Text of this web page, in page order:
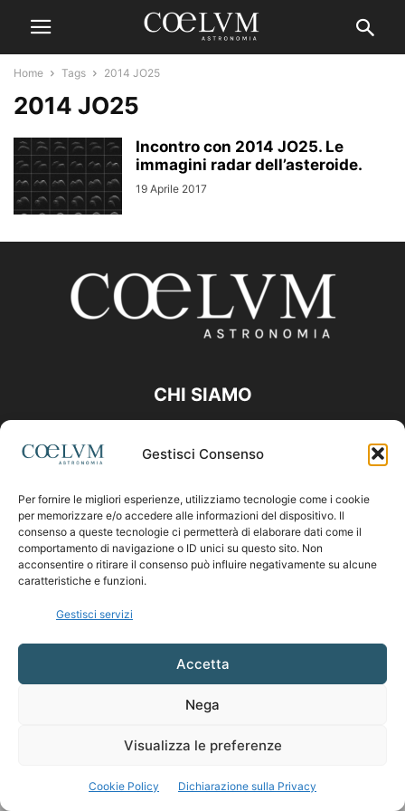
Gestisci Consenso
Per fornire le migliori esperienze, utilizziamo tecnologie come i cookie
per memorizzare e/o accedere alle informazioni del dispositivo. Il
consenso a queste tecnologie ci permetterà di elaborare dati come il
comportamento di navigazione o ID unici su questo sito. Non
acconsentire o ritirare il consenso può influire negativamente su alcune
caratteristiche e funzioni.
Gestisci servizi
Accetta
Nega
Visualizza le preferenze
Cookie Policy Dichiarazione sulla Privacy
Home Tags 2014 JO25
2014 JO25
Incontro con 2014 JO25. Le
immagini radar dell’asteroide.
19 Aprile 2017
CHI SIAMO
Contattaci:coelumastro@coelum.com
SEGUICI